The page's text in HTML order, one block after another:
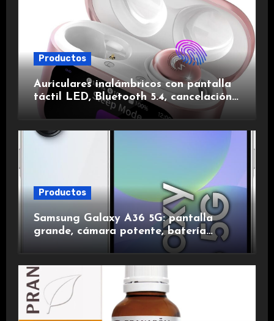
Productos
Auriculares inalámbricos con pantalla
táctil LED, Bluetooth 5.4, cancelación
de ruido, impermeables y de larga
Productos
Samsung Galaxy A36 5G: pantalla
grande, cámara potente, batería
duradera y carga rápida para una